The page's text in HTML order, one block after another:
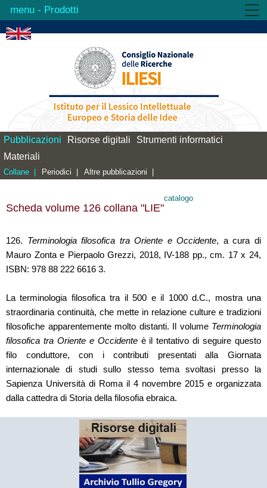
- Prodotti
Istituto
Attività
Pubblicazioni Risorse digitali
Strumenti informatici
Materiali
Collane | Periodici | Altre pubblicazioni |
Scheda volume 126 collana "LIE"
catalogo
126. Terminologia filosofica tra Oriente e Occidente, a cura di
Mauro Zonta e Pierpaolo Grezzi, 2018, IV-188 pp., cm. 17 x 24,
ISBN: 978 88 222 6616 3.
La terminologia filosofica tra il 500 e il 1000 d.C., mostra una
straordinaria continuità, che mette in relazione culture e tradizioni
filosofiche apparentemente molto distanti. Il volume Terminologia
filosofica tra Oriente e Occidenteè il tentativo di seguire questo
filo conduttore, con i contributi presentati alla Giornata
internazionale di studi sullo stesso tema svoltasi presso la
Sapienza Università di Roma il 4 novembre 2015 e organizzata
dalla cattedra di Storia della filosofia ebraica.